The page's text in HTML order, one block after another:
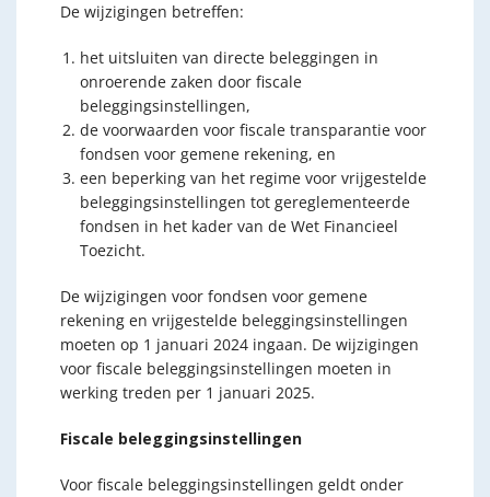
De wijzigingen betreffen:
het uitsluiten van directe beleggingen in
onroerende zaken door fiscale
beleggingsinstellingen,
de voorwaarden voor fiscale transparantie voor
fondsen voor gemene rekening, en
een beperking van het regime voor vrijgestelde
beleggingsinstellingen tot gereglementeerde
fondsen in het kader van de Wet Financieel
Toezicht.
De wijzigingen voor fondsen voor gemene
rekening en vrijgestelde beleggingsinstellingen
moeten op 1 januari 2024 ingaan. De wijzigingen
voor fiscale beleggingsinstellingen moeten in
werking treden per 1 januari 2025.
Fiscale beleggingsinstellingen
Voor fiscale beleggingsinstellingen geldt onder